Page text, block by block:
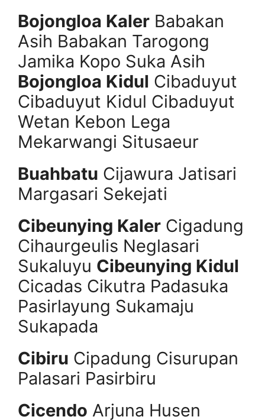
Bojongloa Kaler Babakan
Asih Babakan Tarogong
Jamika Kopo Suka Asih
Bojongloa Kidul Cibaduyut
Cibaduyut Kidul Cibaduyut
Wetan Kebon Lega
Mekarwangi Situsaeur
Buahbatu Cijawura Jatisari
Margasari Sekejati
Cibeunying Kaler Cigadung
Cihaurgeulis Neglasari
Sukaluyu Cibeunying Kidul
Cicadas Cikutra Padasuka
Pasirlayung Sukamaju
Sukapada
Cibiru Cipadung Cisurupan
Palasari Pasirbiru
Cicendo Arjuna Husen